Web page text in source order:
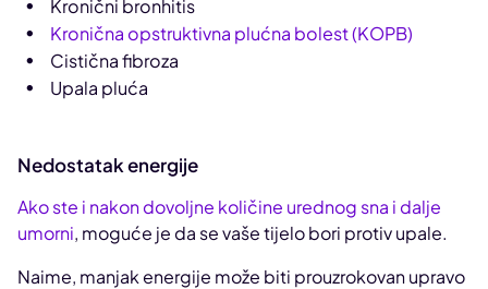
Kronični bronhitis
Kronična opstruktivna plućna bolest (KOPB)
Cistična fibroza
Upala pluća
Nedostatak energije
Ako ste i nakon dovoljne količine urednog sna i dalje
umorni, moguće je da se vaše tijelo bori protiv upale.
Naime, manjak energije može biti prouzrokovan upravo